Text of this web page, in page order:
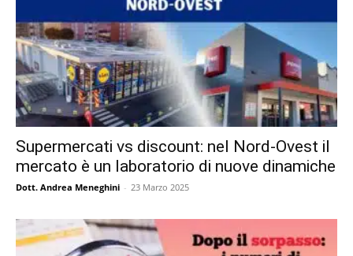
Supermercati vs discount: nel Nord-Ovest il
mercato è un laboratorio di nuove dinamiche
Dott. Andrea Meneghini - 23 Marzo 2025